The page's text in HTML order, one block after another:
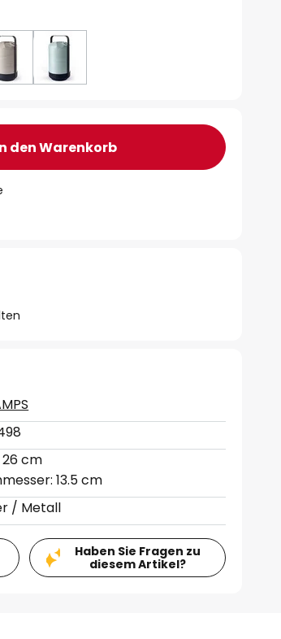
den Warenkorb
26 cm
13.5 cm
/ Metall
Haben Sie Fragen zu
diesem Artikel?